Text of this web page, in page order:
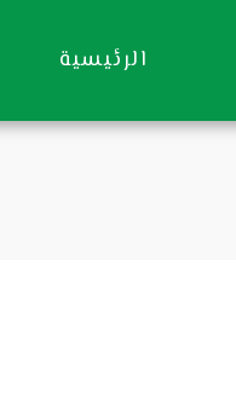
الرئيسية